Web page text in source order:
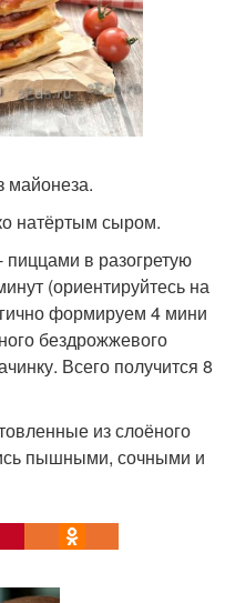
майонеза.
натёртым сыром.
в разогретую
(ориентируйтесь на
формируем 4 мини
бездрожжевого
Всего получится 8
из слоёного
пышными, сочными и